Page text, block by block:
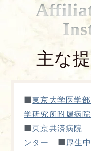
主な
■東京大学医学
学研究所附属病院
■東京共済病院
ンター
■ 厚生